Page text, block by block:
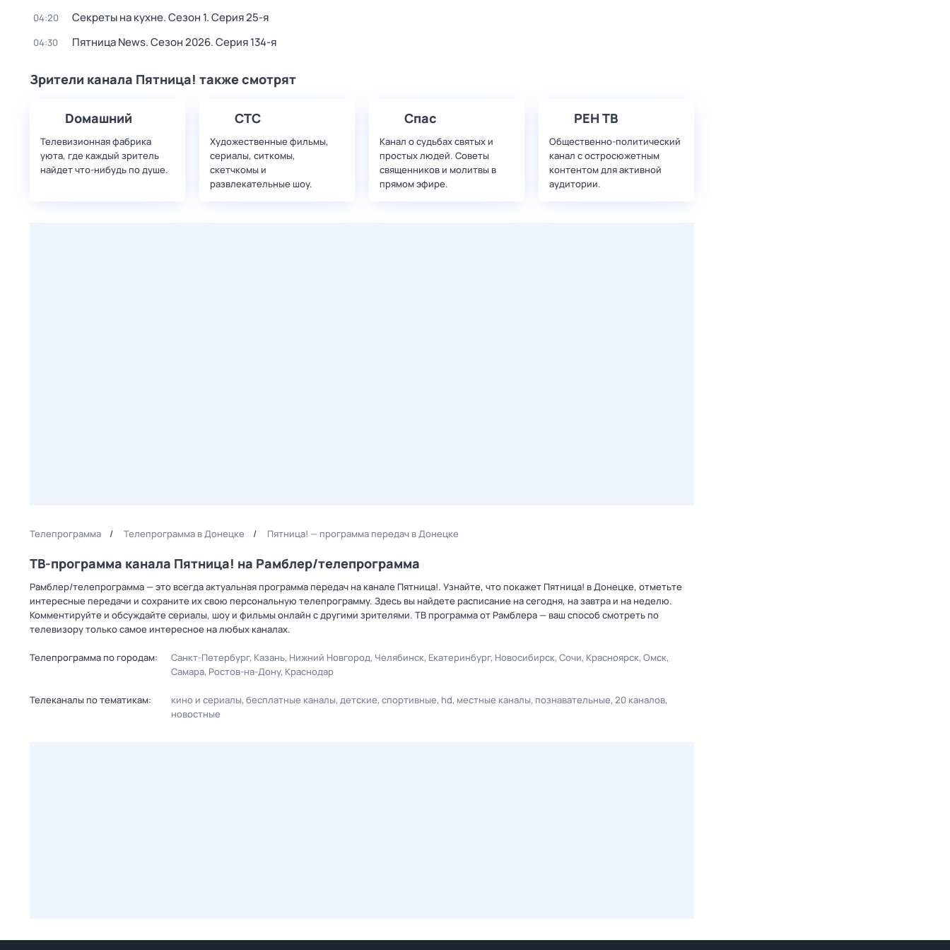
04:20 Секреты на кухне. Сезон 1. Серия 25-я
04:30 Пятница News. Сезон 2026. Серия 134-я
Зрители канала Пятница! также смотрят
Dомашний
Телевизионная фабрика
уюта, где каждый зритель
найдет что‑нибудь по душе.
СТС
Художественные фильмы,
сериалы, ситкомы,
скетчкомы и
развлекательные шоу.
Спас
Канал о судьбах святых и
простых людей. Советы
священников и молитвы в
прямом эфире.
РЕН ТВ
Общественно-политический
канал с остросюжетным
контентом для активной
аудитории.
Телепрограмма Телепрограмма в Донецке Пятница! — программа передач в Донецке
ТВ-программа канала Пятница! на Рамблер/телепрограмма
Рамблер/телепрограмма — это всегда актуальная программа передач на канале Пятница!. Узнайте, что покажет Пятница! в Донецке, отметьте
интересные передачи и сохраните их свою персональную телепрограмму. Здесь вы найдете расписание на сегодня, на завтра и на неделю.
Комментируйте и обсуждайте сериалы, шоу и фильмы онлайн с другими зрителями. ТВ программа от Рамблера — ваш способ смотреть по
телевизору только самое интересное на любых каналах.
Телепрограмма по городам: Санкт-Петербург Казань Нижний Новгород Челябинск Екатеринбург Новосибирск Сочи Красноярск Омск
Самара Ростов-на-Дону Краснодар
Телеканалы по тематикам: кино и сериалы бесплатные каналы детские спортивные hd местные каналы познавательные 20 каналов
новостные